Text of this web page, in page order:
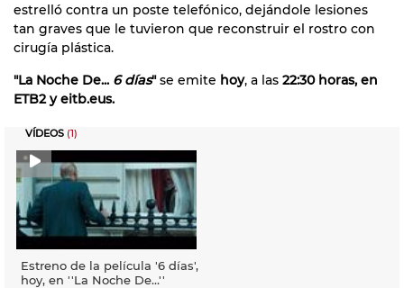
estrelló contra un poste telefónico, dejándole lesiones
tan graves que le tuvieron que reconstruir el rostro con
cirugía plástica.
"La Noche De... 6 días"se emite hoy, a las 22:30 horas, en
ETB2 y eitb.eus.
VÍDEOS (1)
Estreno de la película '6 días',
hoy, en ''La Noche De…''